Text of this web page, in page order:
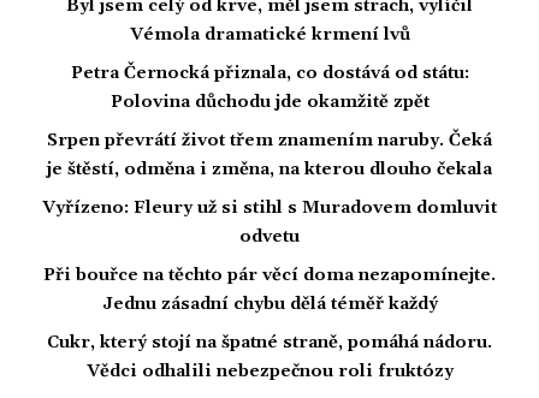
Byl jsem celý od krve, měl jsem strach, vylíčil
Vémola dramatické krmení lvů
Petra Černocká přiznala, co dostává od státu:
Polovina důchodu jde okamžitě zpět
Srpen převrátí život třem znamením naruby. Čeká
je štěstí, odměna i změna, na kterou dlouho čekala
Vyřízeno: Fleury už si stihl s Muradovem domluvit
odvetu
Při bouřce na těchto pár věcí doma nezapomínejte.
Jednu zásadní chybu dělá téměř každý
Cukr, který stojí na špatné straně, pomáhá nádoru.
Vědci odhalili nebezpečnou roli fruktózy